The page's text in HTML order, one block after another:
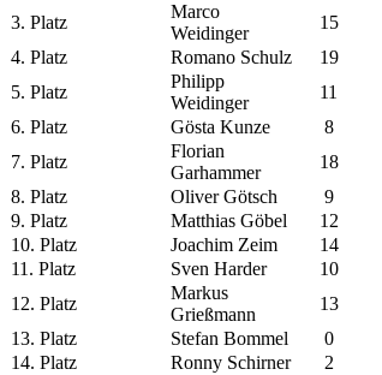
3. Platz
Marco
Weidinger
15
4. Platz
Romano Schulz 19
5. Platz
Philipp
Weidinger
11
6. Platz
Gösta Kunze 8
7. Platz
Florian
Garhammer
18
8. Platz
Oliver Götsch 9
9. Platz
Matthias Göbel 12
10. Platz
Joachim Zeim 14
11. Platz
Sven Harder 10
12. Platz
Markus
Grießmann
13
13. Platz
Stefan Bommel 0
14. Platz
Ronny Schirner 2